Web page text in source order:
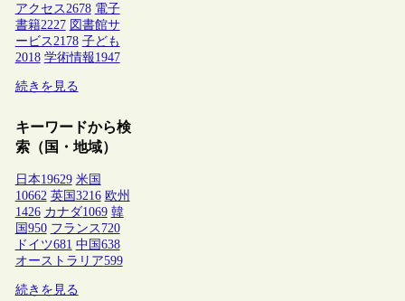
アクセス 2678 電子
書籍2227 図書館サ
ービス 2178 子ども
2018 学術情報1947
続きを見る
キーワードから検
索（国・地域）
日本19629 米国
10662 英国 3216 欧州
1426 カナダ1069 韓
国 950 フランス 720
ドイツ681 中国 638
オーストラリア599
続きを見る